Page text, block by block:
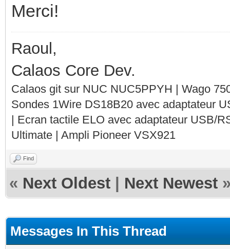
Merci!
Raoul,
Calaos Core Dev.
Calaos git sur NUC NUC5PPYH | Wago
Sondes 1Wire DS18B20 avec adaptateur
| Ecran tactile ELO avec adaptateur USB/
Ultimate | Ampli Pioneer VSX921
Find
« Next Oldest Next Newest
Messages In This Thread